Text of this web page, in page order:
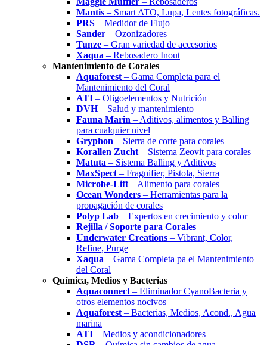
Mantis – Smart ATO, Lupa, Lentes fotográficas.
PRS – Medidor de Flujo
Sander – Ozonizadores
Tunze – Gran variedad de accesorios
Xaqua – Rebosadero Inout
Mantenimiento de Corales
Aquaforest – Gama Completa para el
Mantenimiento del Coral
ATI – Oligoelementos y Nutrición
DVH– Salud y mantenimiento
Fauna Marin – Aditivos, alimentos y Balling
para cualquier nivel
Gryphon – Sierra de corte para corales
Korallen Zucht – Sistema Zeovit para corales
Matuta – Sistema Balling y Aditivos
MaxSpect – Fragnifier, Pistola, Sierra
Microbe-Lift – Alimento para corales
Ocean Wonders – Herramientas para la
propagación de corales
Polyp Lab – Expertos en crecimiento y color
Rejilla / Soporte para Corales
Underwater Creations – Vibrant, Color,
Refine, Purge
Xaqua – Gama Completa pa el Mantenimiento
del Coral
Química, Medios y Bacterias
Aquaconnect – Eliminador CyanoBacteria y
otros elementos nocivos
Aquaforest – Bacterias, Medios, Acond., Agua
marina
ATI – Medios y acondicionadores